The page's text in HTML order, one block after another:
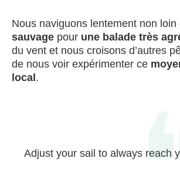
Nous naviguons lentement non loin
sauvage pour une balade très
du vent et nous croisons d’autres
de nous voir expérimenter ce
local .
Adjust your sail to always reach